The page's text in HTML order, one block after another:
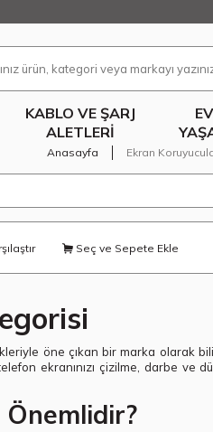
KABLO VE ŞARJ
ALETLERI
EV
Anasayfa Ekran
Seç ve Sepete Ekle
öne çıkan bir marka olarak
ekranınızı çizilme, darbe ve